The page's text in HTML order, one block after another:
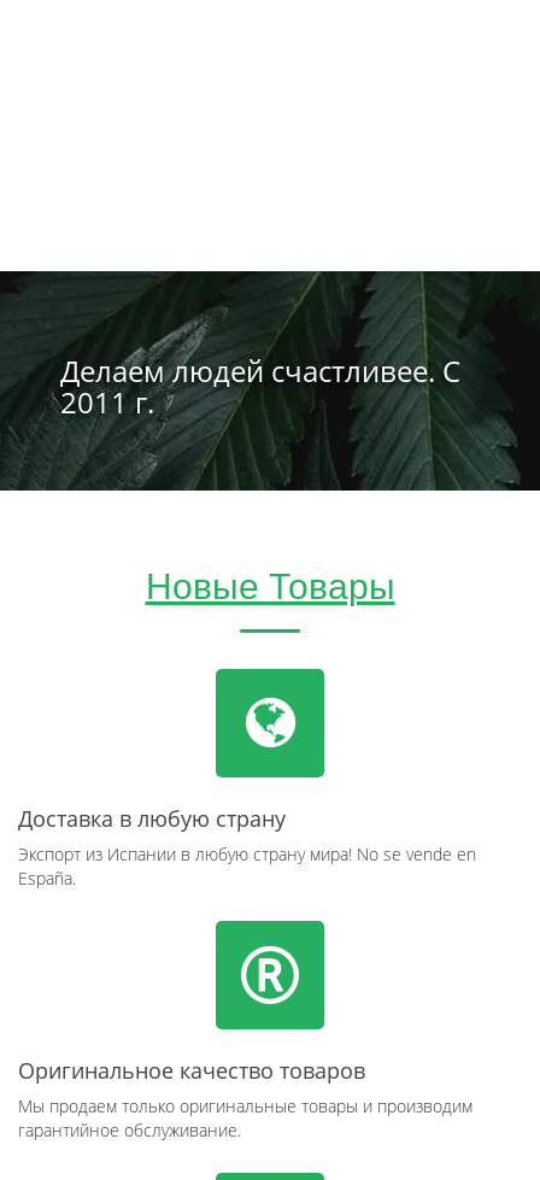
Делаем людей счастливее. С
2011 г.
Новые Товары
Доставка в любую страну
Экспорт из Испании в любую страну мира! No se vende en
España.
Оригинальное качество товаров
Мы продаем только оригинальные товары и производим
гарантийное обслуживание.